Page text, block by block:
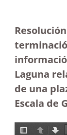
Laguna
de una
Escala de